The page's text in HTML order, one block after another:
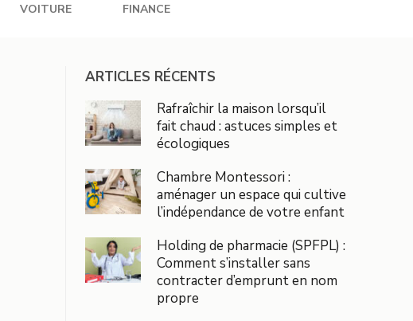
VOITURE FINANCE
ARTICLES RÉCENTS
Rafraîchir la maison lorsqu’il
fait chaud : astuces simples et
écologiques
Chambre Montessori :
aménager un espace qui cultive
l’indépendance de votre enfant
Holding de pharmacie (SPFPL) :
Comment s’installer sans
contracter d’emprunt en nom
propre